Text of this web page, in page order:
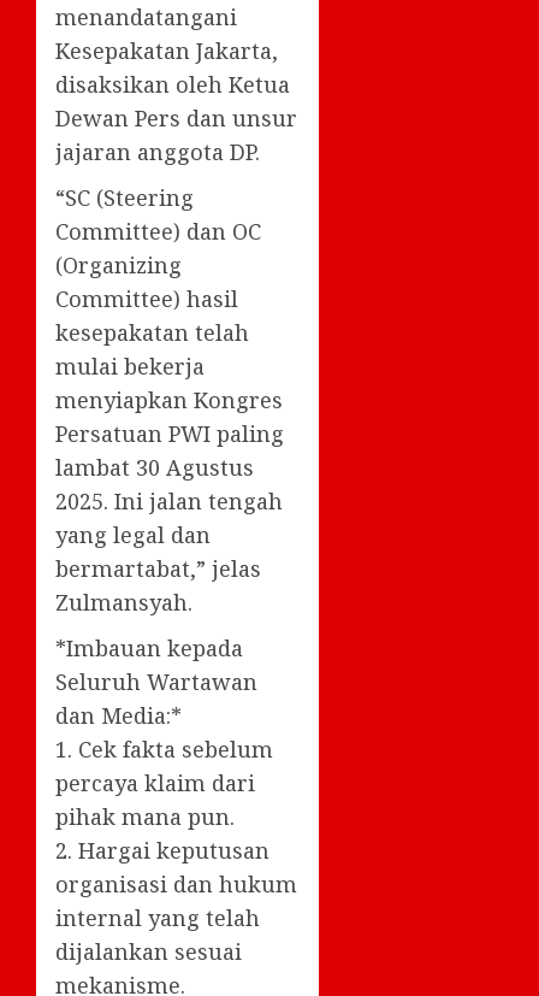
menandatangani
Kesepakatan Jakarta,
disaksikan oleh Ketua
Dewan Pers dan unsur
jajaran anggota DP.
“SC (Steering
Committee) dan OC
(Organizing
Committee) hasil
kesepakatan telah
mulai bekerja
menyiapkan Kongres
Persatuan PWI paling
lambat 30 Agustus
2025. Ini jalan tengah
yang legal dan
bermartabat,” jelas
Zulmansyah.
*Imbauan kepada
Seluruh Wartawan
dan Media:*
1. Cek fakta sebelum
percaya klaim dari
pihak mana pun.
2. Hargai keputusan
organisasi dan hukum
internal yang telah
dijalankan sesuai
mekanisme.